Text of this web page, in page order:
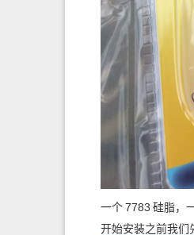
一个7783 硅脂，
开始安装之前我们